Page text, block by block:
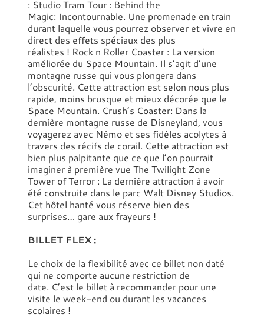
: Studio Tram Tour : Behind the
Magic: Incontournable. Une promenade en train
durant laquelle vous pourrez observer et vivre en
direct des effets spéciaux des plus
réalistes ! Rock n Roller Coaster : La version
améliorée du Space Mountain. Il s’agit d’une
montagne russe qui vous plongera dans
l’obscurité. Cette attraction est selon nous plus
rapide, moins brusque et mieux décorée que le
Space Mountain. Crush’s Coaster: Dans la
dernière montagne russe de Disneyland, vous
voyagerez avec Némo et ses fidèles acolytes à
travers des récifs de corail. Cette attraction est
bien plus palpitante que ce que l’on pourrait
imaginer à première vue The Twilight Zone
Tower of Terror : La dernière attraction à avoir
été construite dans le parc Walt Disney Studios.
Cet hôtel hanté vous réserve bien des
surprises… gare aux frayeurs !
BILLET FLEX :
Le choix de la flexibilité avec ce billet non daté
qui ne comporte aucune restriction de
date. C’est le billet à recommander pour une
visite le week-end ou durant les vacances
scolaires !